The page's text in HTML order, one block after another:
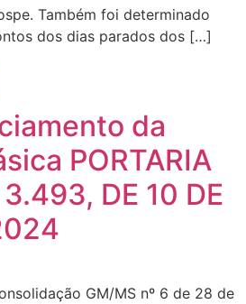
Também foi determinado
dos dias parados dos […]
da
PORTARIA
DE 10 DE
GM/MS nº 6 de 28 de